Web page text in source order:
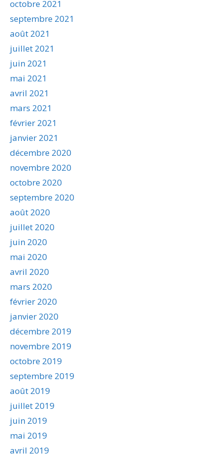
octobre 2021
septembre 2021
août 2021
juillet 2021
juin 2021
mai 2021
avril 2021
mars 2021
février 2021
janvier 2021
décembre 2020
novembre 2020
octobre 2020
septembre 2020
août 2020
juillet 2020
juin 2020
mai 2020
avril 2020
mars 2020
février 2020
janvier 2020
décembre 2019
novembre 2019
octobre 2019
septembre 2019
août 2019
juillet 2019
juin 2019
mai 2019
avril 2019